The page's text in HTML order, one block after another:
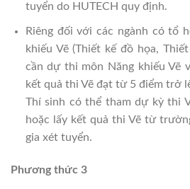
tuyển do HUTECH quy định.
Riêng đối với các ngành có tổ
khiếu Vẽ (Thiết kế đồ họa,
cần dự thi môn Năng khiếu Vẽ
kết quả thi Vẽ đạt từ 5 điểm trở
Thí sinh có thể tham dự kỳ thi
hoặc lấy kết quả thi Vẽ từ
gia xét tuyển.
Phương thức 3